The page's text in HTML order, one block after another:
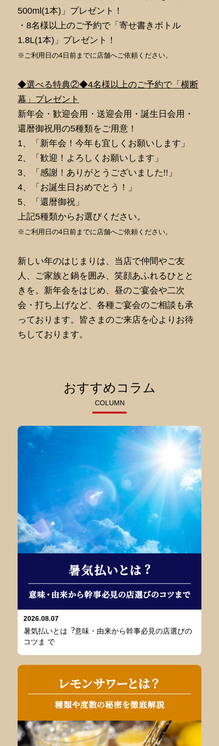
500ml(1本)」プレゼント！
・8名様以上のご予約で「寄せ書きボトル
1.8L(1本)」プレゼント！
※ご利用日の4日前までに店舗へご依頼ください。
◆選べる特典②◆4名様以上のご予約で「横断
幕」プレゼント
新年会・歓迎会用・送迎会用・誕生日会用・
還暦御祝用の5種類をご用意！
1、「新年会！今年も宜しくお願いします」
2、「歓迎！よろしくお願いします」
3、「感謝！ありがとうございました!!」
4、「お誕生日おめでとう！」
5、「還暦御祝」
上記5種類からお選びください。
※ご利用日の4日前までに店舗へご依頼ください。
新しい年のはじまりは、当店で仲間やご友
人、ご家族と鍋を囲み、笑顔あふれるひとと
きを。新年会をはじめ、昼のご宴会や二次
会・打ち上げなど、各種ご宴会のご相談も承
っております。皆さまのご来店を心よりお待
ちしております。
おすすめコラム
COLUMN
2026.08.07
暑気払いとは︖意味・由来から幹事必⾒の店選びの
コツま で